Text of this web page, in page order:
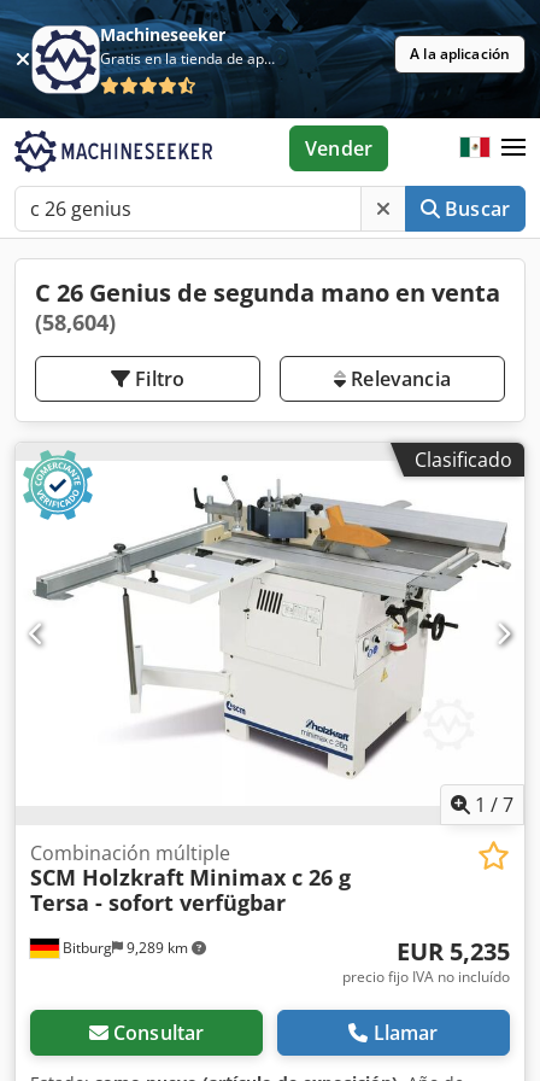
Machineseeker
Gratis en la tienda de aplicaciones A la aplicación
Buscar
Vender
C 26 Genius de segunda mano en venta
(58,604)
Filtro Relevancia
Clasificado
1 /7
Bitburg 9,289 km
Combinación múltiple
SCM Holzkraft Minimax c 26 g
Tersa - sofort verfügbar
EUR 5,235
precio fijo IVA no incluído
Consultar Llamar